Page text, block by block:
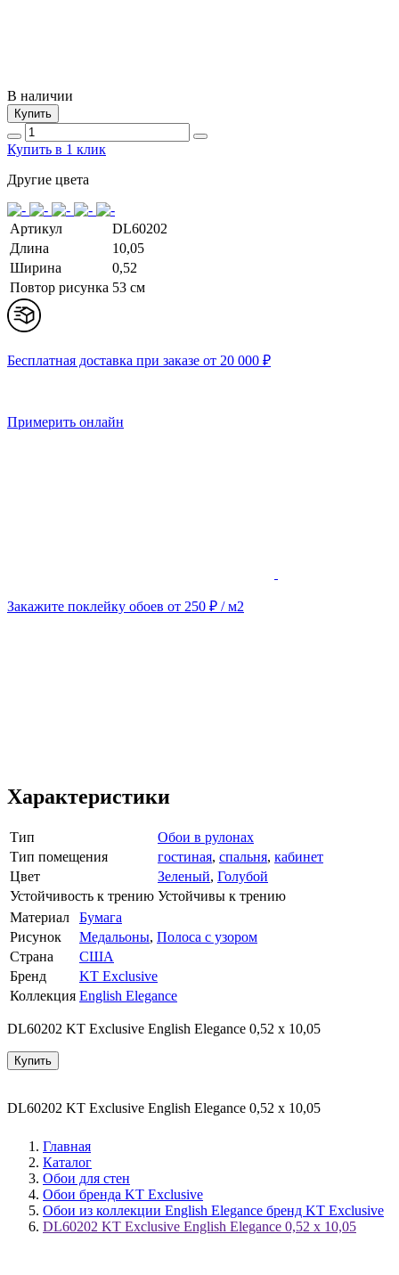
В наличии
Купить
Купить в 1 клик
Другие цвета
Артикул
DL60202
Длина
10,05
Ширина
0,52
Повтор рисунка 53 cм
Бесплатная доставка при заказе от 20 000 ₽
Примерить онлайн
Закажите поклейку обоев от 250 ₽ / м2
Характеристики
Тип
Обои в рулонах
Тип помещения
гостиная, спальня, кабинет
Цвет
Зеленый, Голубой
Устойчивость к трению Устойчивы к трению
Материал
Бумага
Рисунок
Медальоны, Полоса с узором
Страна
США
Бренд
KT Exclusive
Коллекция English Elegance
DL60202 KT Exclusive English Elegance 0,52 x 10,05
Купить
DL60202 KT Exclusive English Elegance 0,52 x 10,05
Главная
Каталог
Обои для стен
Обои бренда KT Exclusive
Обои из коллекции English Elegance бренд KT Exclusive
DL60202 KT Exclusive English Elegance 0,52 x 10,05